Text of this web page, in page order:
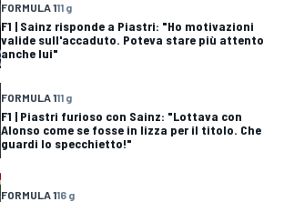
FORMULA 111 g
F1 | Sainz risponde a Piastri: "Ho motivazioni
valide sull'accaduto. Poteva stare più attento
anche lui"
FORMULA 111 g
F1 | Piastri furioso con Sainz: "Lottava con
Alonso come se fosse in lizza per il titolo. Che
guardi lo specchietto!"
FORMULA 116 g